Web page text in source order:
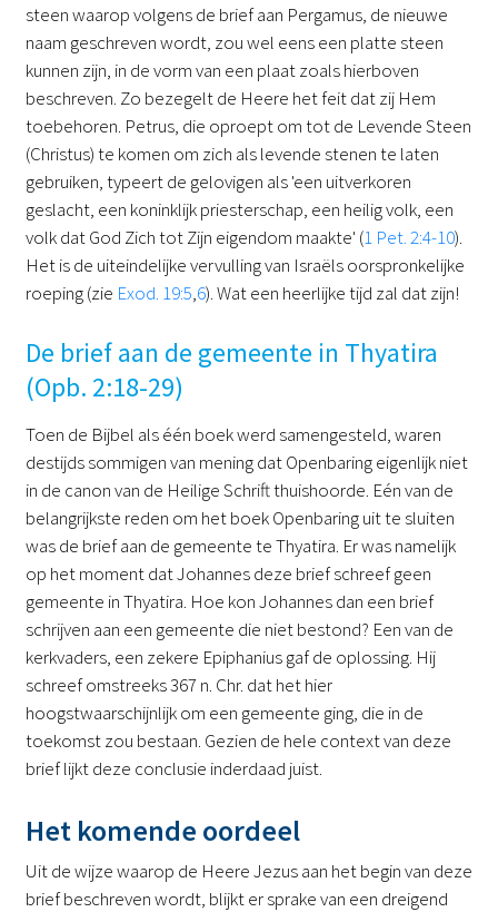
steen waarop volgens de brief aan Pergamus, de nieuwe
naam geschreven wordt, zou wel eens een platte steen
kunnen zijn, in de vorm van een plaat zoals hierboven
beschreven. Zo bezegelt de Heere het feit dat zij Hem
toebehoren. Petrus, die oproept om tot de Levende Steen
(Christus) te komen om zich als levende stenen te laten
gebruiken, typeert de gelovigen als 'een uitverkoren
geslacht, een koninklijk priesterschap, een heilig volk, een
volk dat God Zich tot Zijn eigendom maakte' (1 Pet. 2:4-10).
Het is de uiteindelijke vervulling van Israëls oorspronkelijke
roeping (zie Exod. 19:5,6). Wat een heerlijke tijd zal dat zijn!
De brief aan de gemeente in Thyatira
(Opb. 2:18-29)
Toen de Bijbel als één boek werd samengesteld, waren
destijds sommigen van mening dat Openbaring eigenlijk niet
in de canon van de Heilige Schrift thuishoorde. Eén van de
belangrijkste reden om het boek Openbaring uit te sluiten
was de brief aan de gemeente te Thyatira. Er was namelijk
op het moment dat Johannes deze brief schreef geen
gemeente in Thyatira. Hoe kon Johannes dan een brief
schrijven aan een gemeente die niet bestond? Een van de
kerkvaders, een zekere Epiphanius gaf de oplossing. Hij
schreef omstreeks 367 n. Chr. dat het hier
hoogstwaarschijnlijk om een gemeente ging, die in de
toekomst zou bestaan. Gezien de hele context van deze
brief lijkt deze conclusie inderdaad juist.
Het komende oordeel
Uit de wijze waarop de Heere Jezus aan het begin van deze
brief beschreven wordt, blijkt er sprake van een dreigend